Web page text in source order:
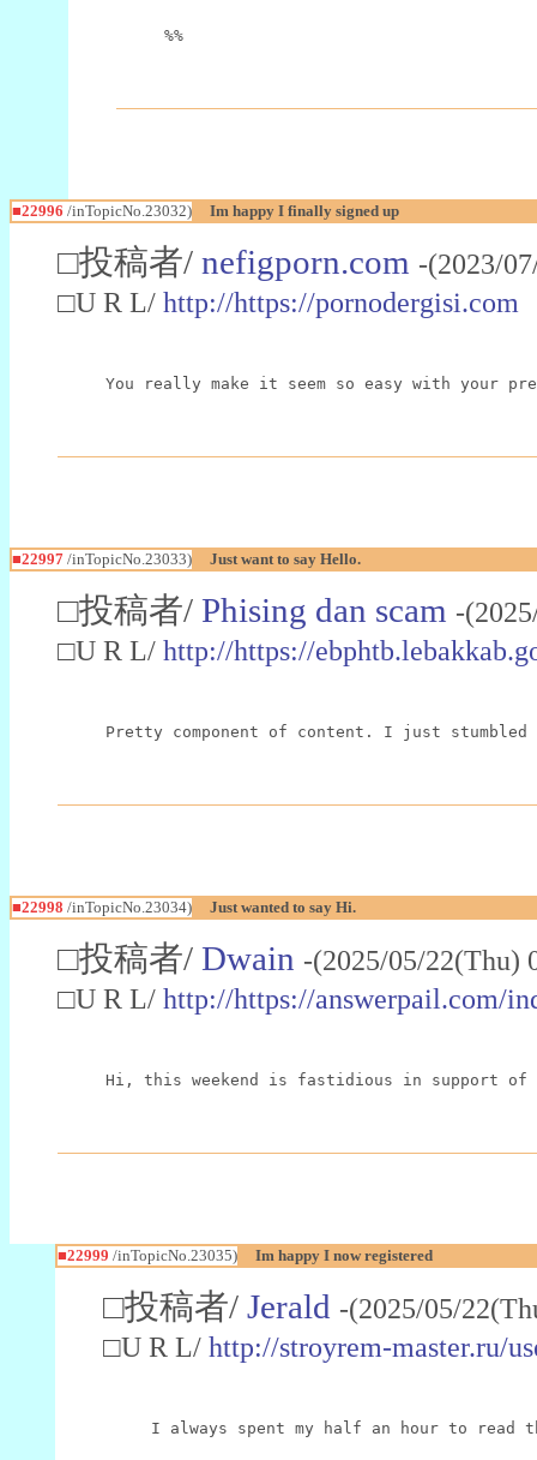
%%
■22996 /inTopicNo.23032) Im happy I finally signed up
□投稿者/ nefigporn.com -(2023/
□U R L/ http://https://pornodergisi.com
You really make it seem so easy with your
■22997 /inTopicNo.23033) Just want to say Hello.
□投稿者/ Phising dan scam -
□U R L/ http://https://
Pretty component of content. I just
■22998 /inTopicNo.23034) Just wanted to say Hi.
□投稿者/ Dwain -(2025/05/
□U R L/ http://https://answerpail.com/
Hi, this weekend is fastidious in support of
■22999 /inTopicNo.23035) Im happy I now registered
□投稿者/ Jerald -(2025/05/
□U R L/ http://stroyrem-master.ru/
I always spent my half an hour to